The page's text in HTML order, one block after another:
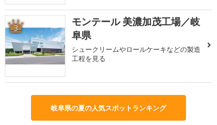
3
モンテール 美濃加茂工場／岐
阜県
シュークリームやロールケーキなどの製造
工程を見る
岐阜県の夏の人気スポットランキング